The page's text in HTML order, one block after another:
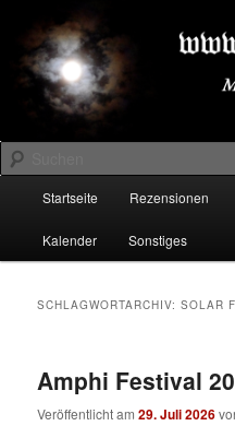
primären
Inhalt
springen
sekundären
Inhalt
springenDARK-
Suchen
Startseite Rezensionen
Kalender Sonstiges
SCHLAGWORTARCHIV:SOLAR
Amphi Festival
Veröffentlicht am29. Juli 2026